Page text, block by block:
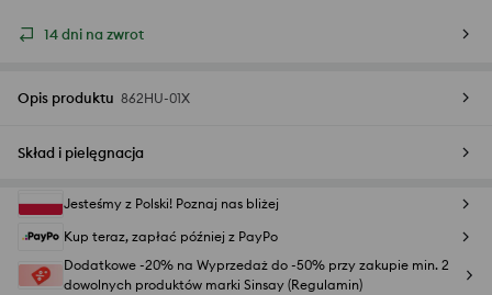
14 dni na zwrot
Opis produktu 862HU-01X
Skład i pielęgnacja
Jesteśmy z Polski! Poznaj nas bliżej
Kup teraz, zapłać później z PayPo
Dodatkowe -20% na Wyprzedaż do -50% przy zakupie min. 2
dowolnych produktów marki Sinsay (Regulamin)